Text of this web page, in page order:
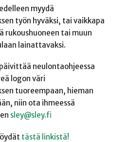
myydä
työn hyväksi, tai vaikkapa
rukoushuoneen tai muun
lainattavaksi.
neulontaohjeessa
logon väri
tuoreempaan, hieman
niin ota ihmeessä
sley@sley.fi
tästä linkistä!